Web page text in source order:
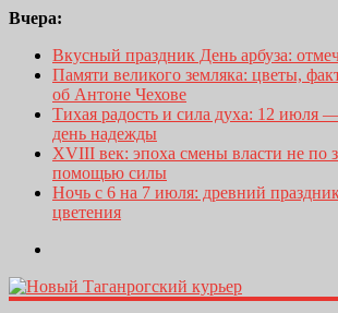
Вчера:
Вкусный праздник День арбуза:
Памяти великого земляка: цветы,
об Антоне Чехове
Тихая радость и сила духа: 12
день надежды
XVIII век: эпоха смены власти не по
помощью силы
Ночь с 6 на 7 июля: древний
цветения